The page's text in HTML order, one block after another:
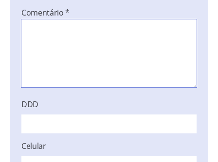
Comentário*
DDD
Celular